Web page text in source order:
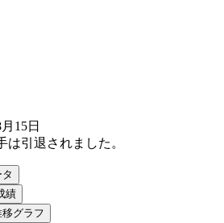
15日
は引退されました。
績
グラフ